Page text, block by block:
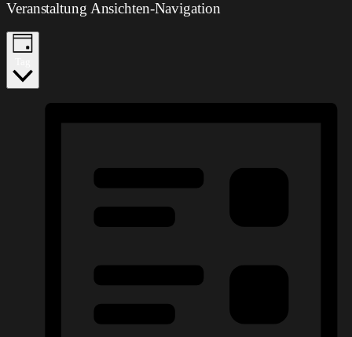
Veranstaltung Ansichten-Navigation